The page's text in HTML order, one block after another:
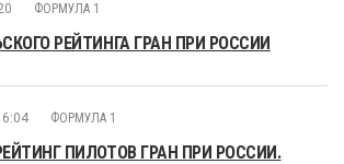
ФОРМУЛА 1
РЕЙТИНГА ГРАН ПРИ РОССИИ
ФОРМУЛА 1
ПИЛОТОВ ГРАН ПРИ РОССИИ.